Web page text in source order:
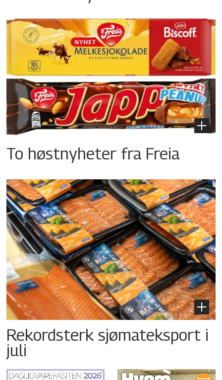
To høstnyheter fra Freia
Rekordsterk sjømateksport i
juli